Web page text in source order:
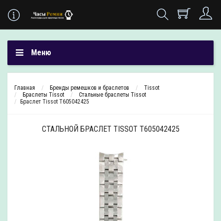
Меню
Главная Бренды ремешков и браслетов
Tissot
Браслеты Tissot
Стальные браслеты Tissot
Браслет Tissot T605042425
СТАЛЬНОЙ БРАСЛЕТ TISSOT T605042425